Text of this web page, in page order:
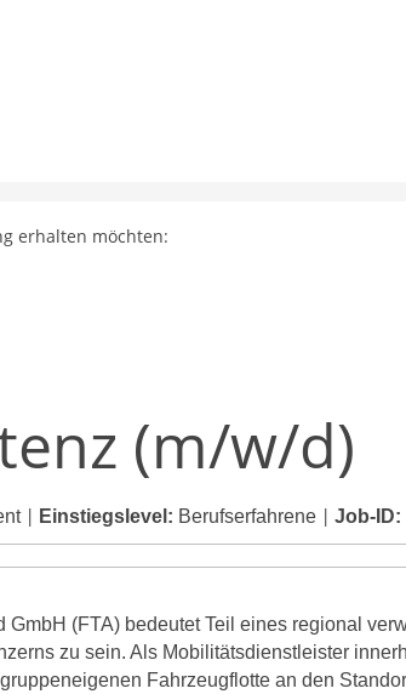
erhalten möchten:
(m/w/d)
Einstiegslevel: Berufserfahrene Job-ID:
(FTA) bedeutet Teil eines regional
zu sein. Als Mobilitätsdienstleister
Fahrzeugflotte an den